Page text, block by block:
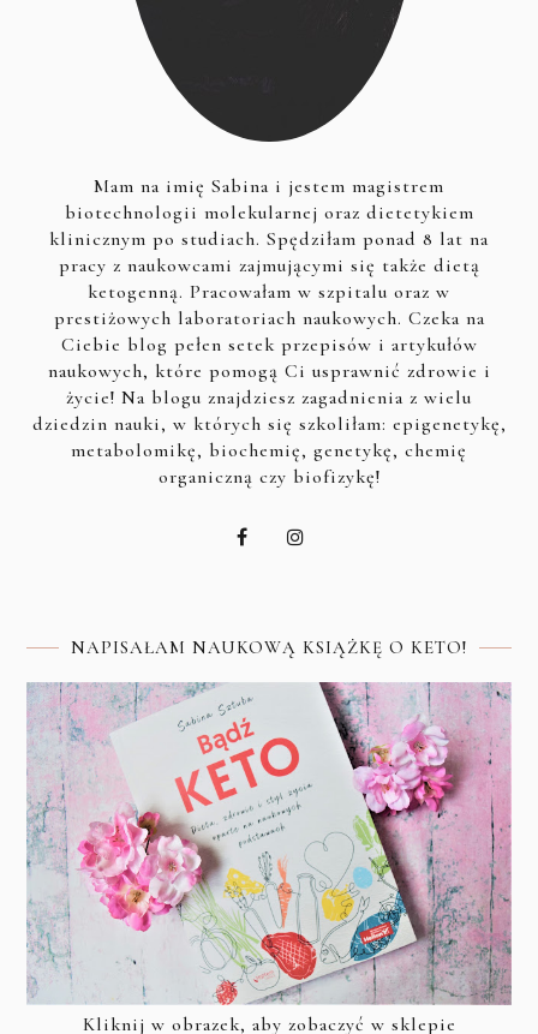
Mam na imię Sabina i jestem magistrem
biotechnologii molekularnej oraz dietetykiem
klinicznym po studiach. Spędziłam ponad 8 lat na
pracy z naukowcami zajmującymi się także dietą
ketogenną. Pracowałam w szpitalu oraz w
prestiżowych laboratoriach naukowych. Czeka na
Ciebie blog pełen setek przepisów i artykułów
naukowych, które pomogą Ci usprawnić zdrowie i
życie! Na blogu znajdziesz zagadnienia z wielu
dziedzin nauki, w których się szkoliłam: epigenetykę,
metabolomikę, biochemię, genetykę, chemię
organiczną czy biofizykę!
NAPISAŁAM NAUKOWĄ KSIĄŻKĘ O KETO!
Kliknij w obrazek, aby zobaczyć w sklepie